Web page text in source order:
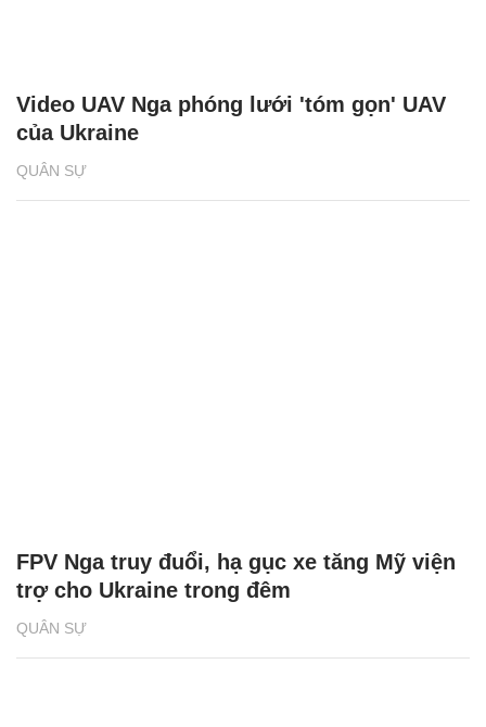
QUÂN SỰ
Video UAV Nga phóng lưới 'tóm gọn' UAV
của Ukraine
QUÂN SỰ
FPV Nga truy đuổi, hạ gục xe tăng Mỹ viện
trợ cho Ukraine trong đêm